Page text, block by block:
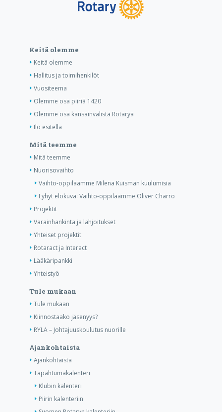
Keitä olemme
Keitä olemme
Hallitus ja toimihenkilöt
Vuositeema
Olemme osa piiriä 1420
Olemme osa kansainvälistä Rotarya
Ilo esitellä
Mitä teemme
Mitä teemme
Nuorisovaihto
Vaihto-oppilaamme Milena Kuisman kuulumisia
Lyhyt elokuva: Vaihto-oppilaamme Oliver Charro
Projektit
Varainhankinta ja lahjoitukset
Yhteiset projektit
Rotaract ja Interact
Lääkäripankki
Yhteistyö
Tule mukaan
Tule mukaan
Kiinnostaako jäsenyys?
RYLA – Johtajuuskoulutus nuorille
Ajankohtaista
Ajankohtaista
Tapahtumakalenteri
Klubin kalenteri
Piirin kalenteriin